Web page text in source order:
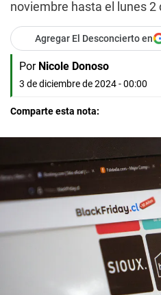
noviembre hasta el lunes 2
Agregar El Desconcierto en
Por Nicole Donoso
3 de diciembre de 2024 - 00:00
Comparte esta nota: